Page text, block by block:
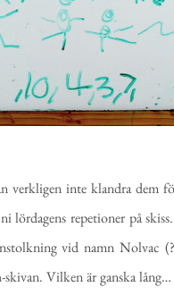
verkligen inte klandra dem
lördagens repetioner på
vid namn Nolvac
skivan. Vilken är ganska